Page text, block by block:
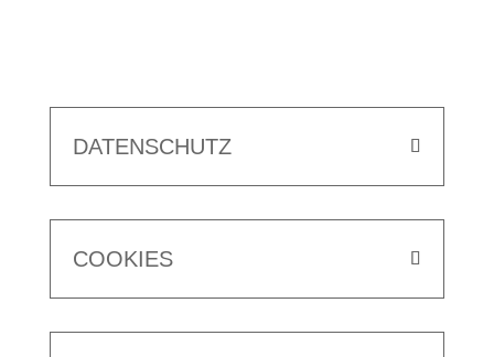
DATENSCHUTZ
COOKIES